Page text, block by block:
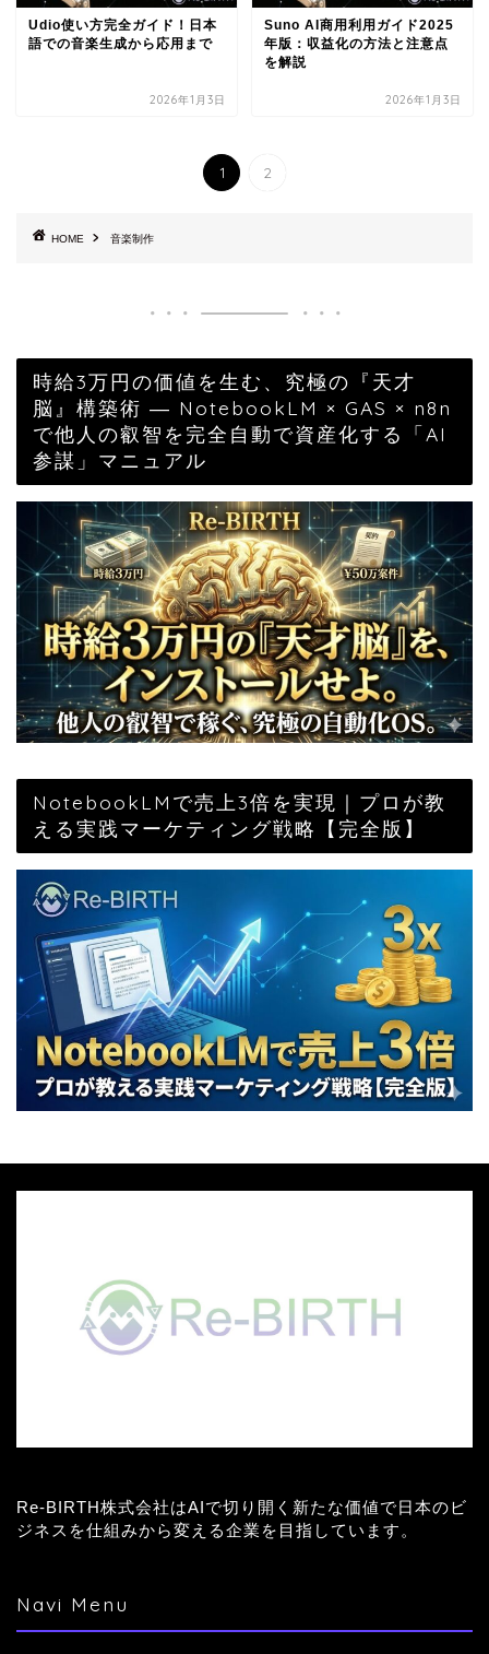
Udio使い方完全ガイド！日本
語での音楽生成から応用まで
2026年1月3日
Suno AI商用利用ガイド2025
年版：収益化の方法と注意点
を解説
2026年1月3日
1 2
HOME 音楽制作
時給3万円の価値を生む、究極の『天才
脳』構築術 ― NotebookLM × GAS × n8n
で他人の叡智を完全自動で資産化する「AI
参謀」マニュアル
NotebookLMで売上3倍を実現｜プロが教
える実践マーケティング戦略【完全版】
Re-BIRTH株式会社はAIで切り開く新たな価値で日本のビ
ジネスを仕組みから変える企業を目指しています。
Navi Menu